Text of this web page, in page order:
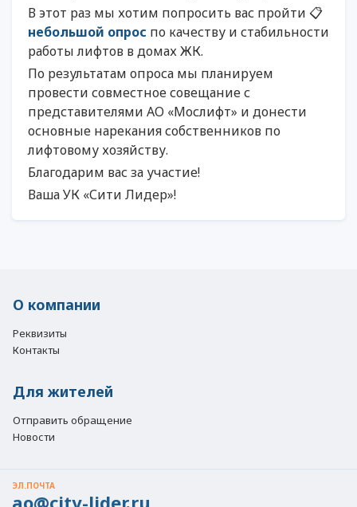
В этот раз мы хотим попросить вас пройти 📋
небольшой опрос по качеству и стабильности
работы лифтов в домах ЖК.
По результатам опроса мы планируем
провести совместное совещание с
представителями АО «Мослифт» и донести
основные нарекания собственников по
лифтовому хозяйству.
Благодарим вас за участие!
Ваша УК «Сити Лидер»!
О компании
Реквизиты
Контакты
Для жителей
Отправить обращение
Новости
ЭЛ.ПОЧТА